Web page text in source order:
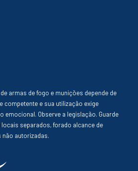
armas de fogo e munições depende de
competente e sua utilização exige
emocional. Observe a legislação. Guarde
separados, forado alcance de
não autorizadas.